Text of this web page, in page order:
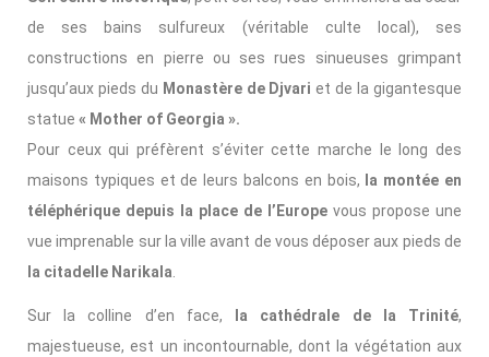
de ses bains sulfureux (véritable culte local), ses
constructions en pierre ou ses rues sinueuses grimpant
jusqu’aux pieds du Monastère de Djvari et de la gigantesque
statue « Mother of Georgia ».
Pour ceux qui préfèrent s’éviter cette marche le long des
maisons typiques et de leurs balcons en bois,
la montée en
téléphérique depuis la place de l’Europe vous propose une
vue imprenable sur la ville avant de vous déposer aux pieds de
la citadelle Narikala
Sur la colline d’en face, la cathédrale de la Trinité,
majestueuse, est un incontournable, dont la végétation aux